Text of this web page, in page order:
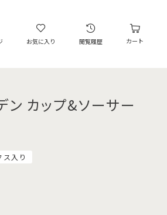
お気に入り 閲覧履歴 カート
ン カップ&ソーサー
ス入り